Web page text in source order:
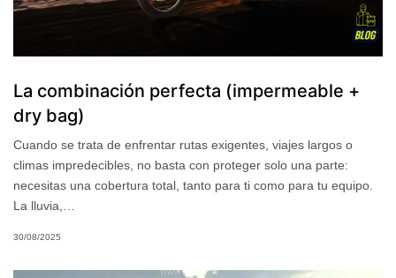
La combinación perfecta (impermeable +
dry bag)
Cuando se trata de enfrentar rutas exigentes, viajes largos o
climas impredecibles, no basta con proteger solo una parte:
necesitas una cobertura total, tanto para ti como para tu equipo.
La lluvia,…
30/08/2025